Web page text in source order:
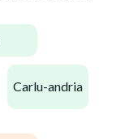
carlu-andria